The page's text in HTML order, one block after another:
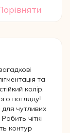
та
колір.
погляду!
для чутливих
чіткі
контур